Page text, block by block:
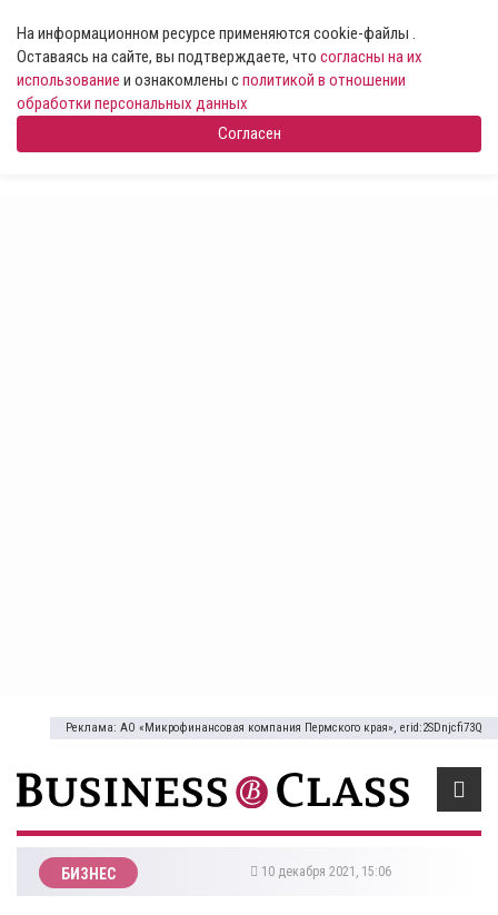
На информационном ресурсе применяются cookie-файлы .
Оставаясь на сайте, вы подтверждаете, что согласны на их
использование и ознакомлены сполитикой в отношении
обработки персональных данных
Согласен
Реклама: АО «Микрофинансовая компания Пермского края», erid:2SDnjcfi73Q
БИЗНЕС 10 декабря 2021, 15:06